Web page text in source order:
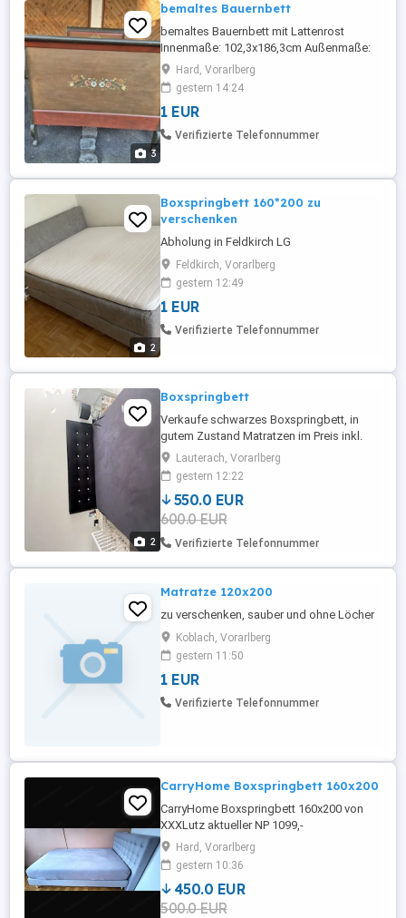
3
bemaltes Bauernbett
bemaltes Bauernbett mit Lattenrost
Innenmaße: 102,3x186,3cm Außenmaße:
108,3x200,2cm Preis nach Vereinbarung !!!!
Hard, Vorarlberg
gestern 14:24
1 EUR
Verifizierte Telefonnummer
2
Boxspringbett 160*200 zu
verschenken
Abholung in Feldkirch LG
Feldkirch, Vorarlberg
gestern 12:49
1 EUR
Verifizierte Telefonnummer
2
Boxspringbett
Verkaufe schwarzes Boxspringbett, in
gutem Zustand Matratzen im Preis inkl.
Selbstabholung
Lauterach, Vorarlberg
gestern 12:22
550.0 EUR
600.0 EUR
Verifizierte Telefonnummer
Matratze 120x200
zu verschenken, sauber und ohne Löcher
Koblach, Vorarlberg
gestern 11:50
1 EUR
Verifizierte Telefonnummer
CarryHome Boxspringbett 160x200
CarryHome Boxspringbett 160x200 von
XXXLutz aktueller NP 1099,-
Hard, Vorarlberg
gestern 10:36
450.0 EUR
500.0 EUR